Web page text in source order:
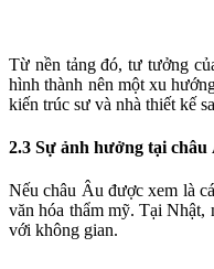
Từ nền tảng đó, tư tưởng
hình thành nên một xu
kiến trúc sư và nhà thiết kế
2.3 Sự ảnh hưởng tại châu
Nếu châu Âu được xem là
văn hóa thẩm mỹ. Tại Nhật,
với không gian.